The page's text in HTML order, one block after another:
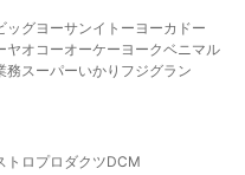
ッグヨーサンイトーヨーカドー
ヤオコーオーケー ヨークベニマル
務スーパーいかり フジグラン
トロプロダクツDCM